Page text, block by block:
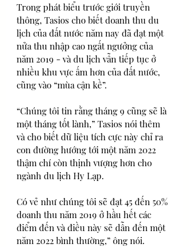
Trong phát biểu trước giới truyền
thông, Tasios cho biết doanh thu du
lịch của đất nước năm nay đã đạt một
nửa thu nhập cao ngất ngưởng của
năm 2019 - và du lịch vẫn tiếp tục ở
nhiều khu vực ấm hơn của đất nước,
cũng vào “mùa cận kề”.
“Chúng tôi tin rằng tháng 9 cũng sẽ là
một tháng tốt lành,” Tasios nói thêm
và cho biết dữ liệu tích cực này chỉ ra
con đường hướng tới một năm 2022
thậm chí còn thịnh vượng hơn cho
ngành du lịch Hy Lạp.
Có vẻ như chúng tôi sẽ đạt 45 đến 50%
doanh thu năm 2019 ở hầu hết các
điểm đến và điều này sẽ dẫn đến một
năm 2022 bình thường,” ông nói.